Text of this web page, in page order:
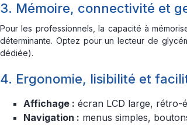
3. Mémoire, connectivité et
Pour les professionnels, la capacité à
déterminante. Optez pour un lecteur de
dédiée).
4. Ergonomie, lisibilité et
Affichage : écran LCD large, rétro-
Navigation : menus simples,